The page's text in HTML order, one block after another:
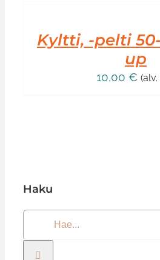
LISÄTIEDOT
Kyltti, -pelti
up
10,00 € (alv.
Haku
...